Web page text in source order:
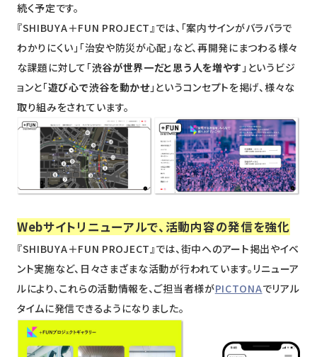
続く予定です。
『SHIBUYA＋FUN PROJECT』では、「案内サインがバラバラで
わかりにくい」「治安や防災が心配」など、再開発にまつわる様々
な課題に対して「渋谷が世界一だと思う人を増やす」というビジ
ョンと「遊び心で渋谷を動かせ」というコンセプトを掲げ、様々な
取り組みをされています。
Webサイトリニューアルで、活動内容の発信を強化
『SHIBUYA＋FUN PROJECT』では、街中へのアート掲出やイベ
ント実施など、日々さまざまな活動が行われています。リニューア
ルにより、これらの活動情報を、ご担当者様がPICTONAでリアル
タイムに発信できるようになりました。